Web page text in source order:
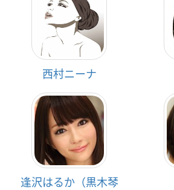
西村ニーナ
逢沢はるか（黒木琴